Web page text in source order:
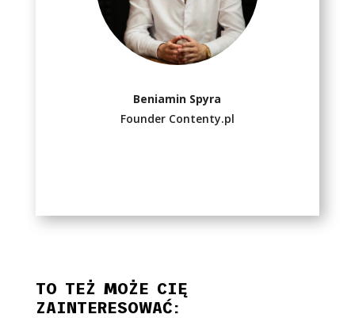
Beniamin Spyra
Founder Contenty.pl
TO TEŻ MOŻE CIĘ
ZAINTERESOWAĆ: